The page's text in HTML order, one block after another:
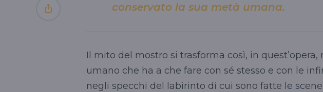
conservato la sua metà umana.
Il mito del mostro si trasforma così, in
umano che ha a che fare con sé stesso e con le
negli specchi del labirinto di cui sono fatte le